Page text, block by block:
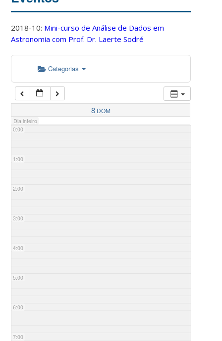
2018-10: Mini-curso de Análise de Dados em
Astronomia com Prof. Dr. Laerte Sodré
Categorias
8 DOM
Dia inteiro
0:00
1:00
2:00
3:00
4:00
5:00
6:00
7:00